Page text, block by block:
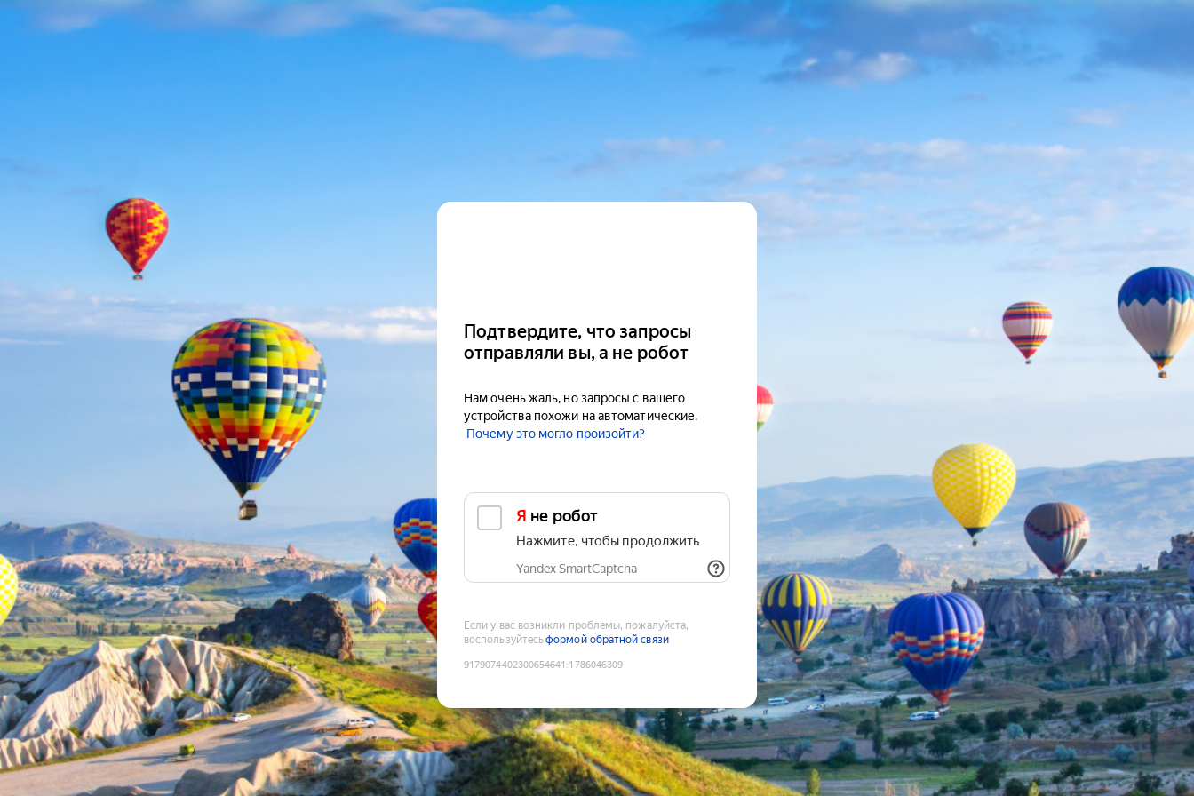
Подтвердите, что запросы
отправляли вы, а не робот
Нам очень жаль, но запросы с вашего
устройства похожи на автоматические.
Почему это могло произойти?
Я не робот
Нажмите, чтобы продолжить
Yandex SmartCaptcha
Если у вас возникли проблемы, пожалуйста,
воспользуйтесьформой обратной связи
9179074402300654641 :1786046309